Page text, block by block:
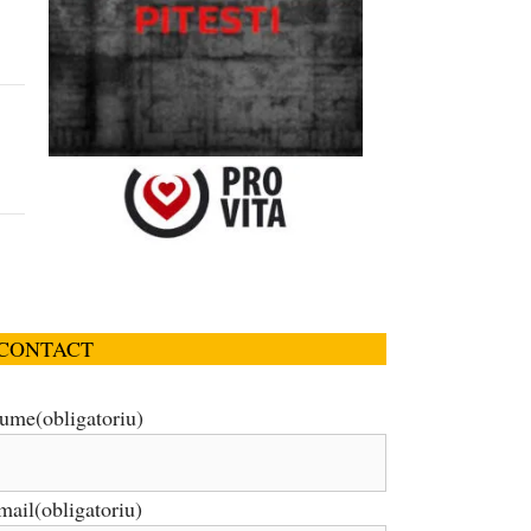
(obligatoriu)
(obligatoriu)